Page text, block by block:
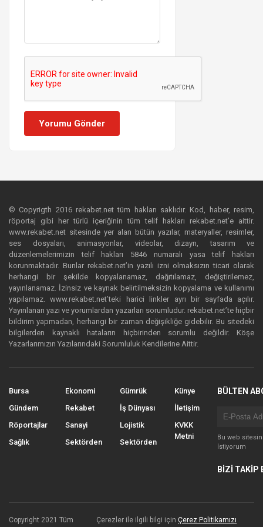
Yorumu Gönder
© Copyrigth 2016 rekabet.net tüm hakları saklıdır. Kod, haber, resim,
röportaj gibi her türlü içeriğinin tüm telif hakları rekabet.net’e aittir.
www.rekabet.net sitesinde yer alan bütün yazılar, materyaller, resimler,
ses dosyaları, animasyonlar, videolar, dizayn, tasarım ve
düzenlemelerimizin telif hakları 5846 numaralı yasa telif hakları
korunmaktadır. Bunlar rekabet.net’in yazılı izni olmaksızın ticari olarak
herhangi bir şekilde kopyalanamaz, dağıtılamaz, değiştirilemez,
yayınlanamaz. İzinsiz ve kaynak belirtilmeksizin kopyalama ve kullanımı
yapılamaz. www.rekabet.net’teki harici linkler ayrı bir sayfada açılır.
Yayınlanan yazı ve yorumlardan yazarları sorumludur. rekabet.net’te hiçbir
bildirim yapmadan, herhangi bir zaman değişikliğe gidebilir. Bu sitedeki
bilgilerden kaynaklı hataların hiçbirinden sorumlu değildir. Köşe
Yazarlarımızın Yazılarındaki Sorumluluk Kendilerine Aittir.
Bursa
Gündem
Röportajlar
Sağlık
Ekonomi
Rekabet
Sanayi
Sektörden
Gümrük
İş Dünyası
Lojistik
Sektörden
Künye
İletişim
KVKK
Metni
BÜLTEN
Bu web
İstiyorum
BİZİ TAKİP
Copyright 2021 Tüm
Çerezler ile ilgili bilgi içinÇerez Politikamızı